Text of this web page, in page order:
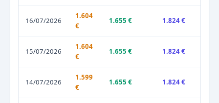
16/07/2026
1.604
€
1.655 € 1.824 €
15/07/2026
1.604
€
1.655 € 1.824 €
14/07/2026
1.599
€
1.655 € 1.824 €